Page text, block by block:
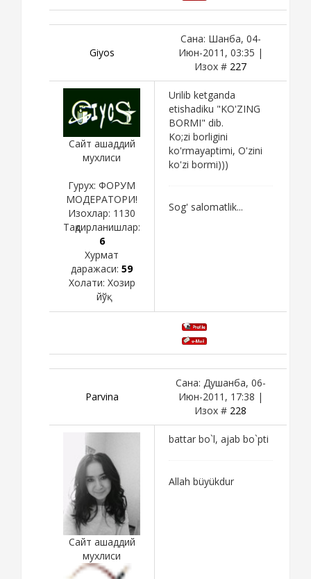
Giyos
Сана: Шанба, 04-
Июн-2011, 03:35 |
Изох # 227
Сайт ашаддий
мухлиси
Гурух: ФОРУМ
МОДЕРАТОРИ!
Изохлар: 1130
Тақдирланишлар:
6
Хурмат
даражаси: 59
Холати: Хозир
йўқ
Urilib ketganda
etishadiku "KO'ZING
BORMI" dib.
Ko;zi borligini
ko'rmayaptimi, O'zini
ko'zi bormi)))
Sog' salomatlik...
Parvina
Сана: Душанба, 06-
Июн-2011, 17:38 |
Изох # 228
Сайт ашаддий
мухлиси
battar bo`l, ajab bo`pti
Allah büyükdur